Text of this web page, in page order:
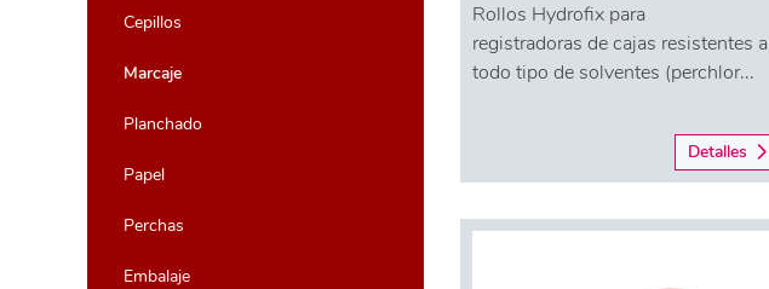
Cepillos
Marcaje
Planchado
Papel
Perchas
Embalaje
Rollos Hydrofix para
registradoras de cajas resistentes a
todo tipo de solventes (perchlor...
Detalles